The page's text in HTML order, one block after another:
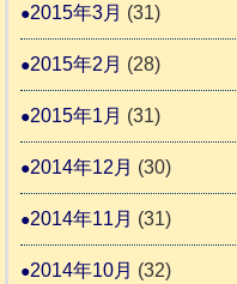
2015年3月 (31)
2015年2月 (28)
2015年1月 (31)
2014年12月 (30)
2014年11月 (31)
2014年10月 (32)